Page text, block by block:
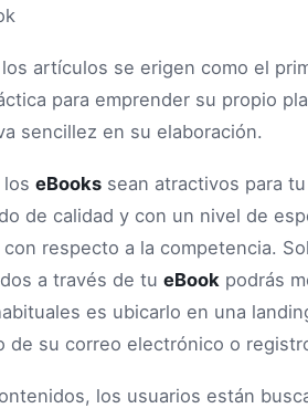
artículos se erigen como el
para emprender su propio
sencillez en su elaboración.
eBooks sean atractivos para
de calidad y con un nivel de
respecto a la competencia.
a través de tu eBook podrás
es ubicarlo en una
de su correo electrónico o
los usuarios están